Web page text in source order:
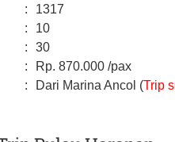
:
1317
:
10
:
30
: Rp. 870.000 /pax
: Dari Marina Ancol (Trip